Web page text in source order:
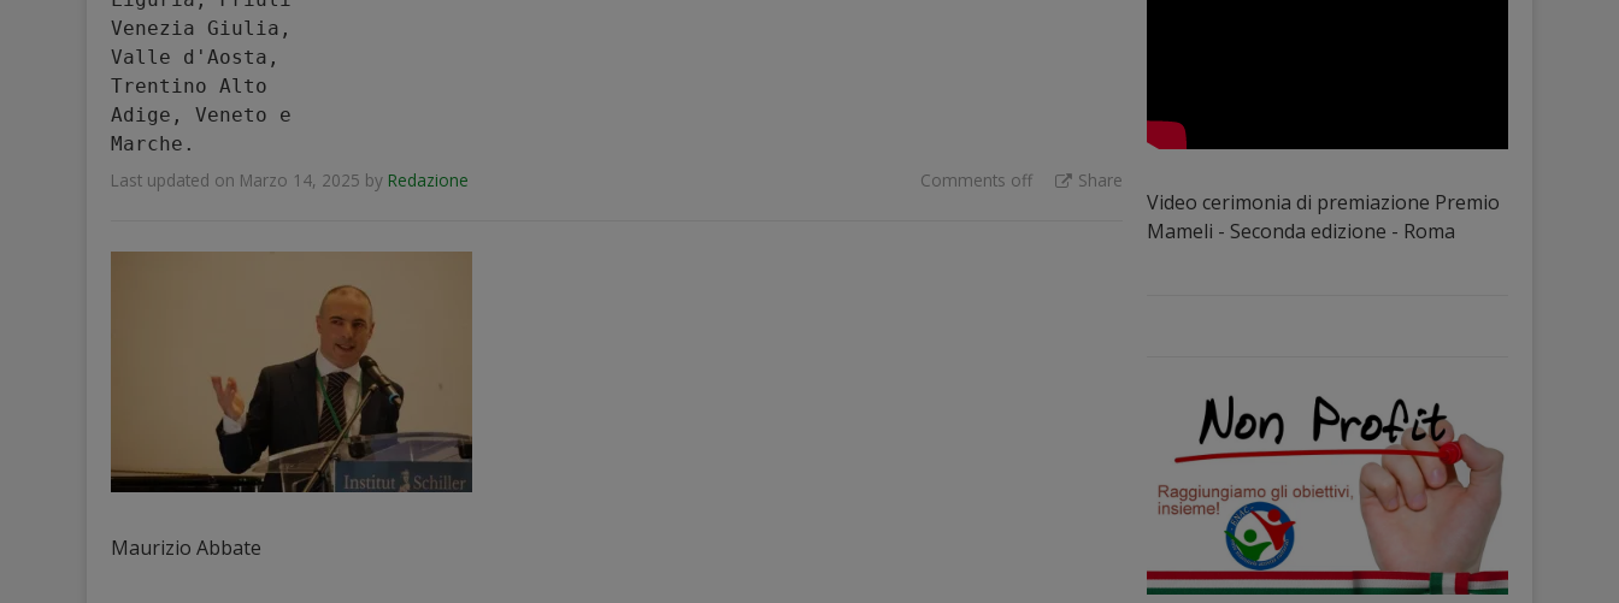
Venezia Giulia,
Valle d'Aosta,
Trentino Alto
Adige, Veneto e
Marche.
Last updated on Marzo 14, 2025 by Redazione Comments off Share
Maurizio Abbate
Video cerimonia di premiazione Premio
Mameli - Seconda edizione - Roma